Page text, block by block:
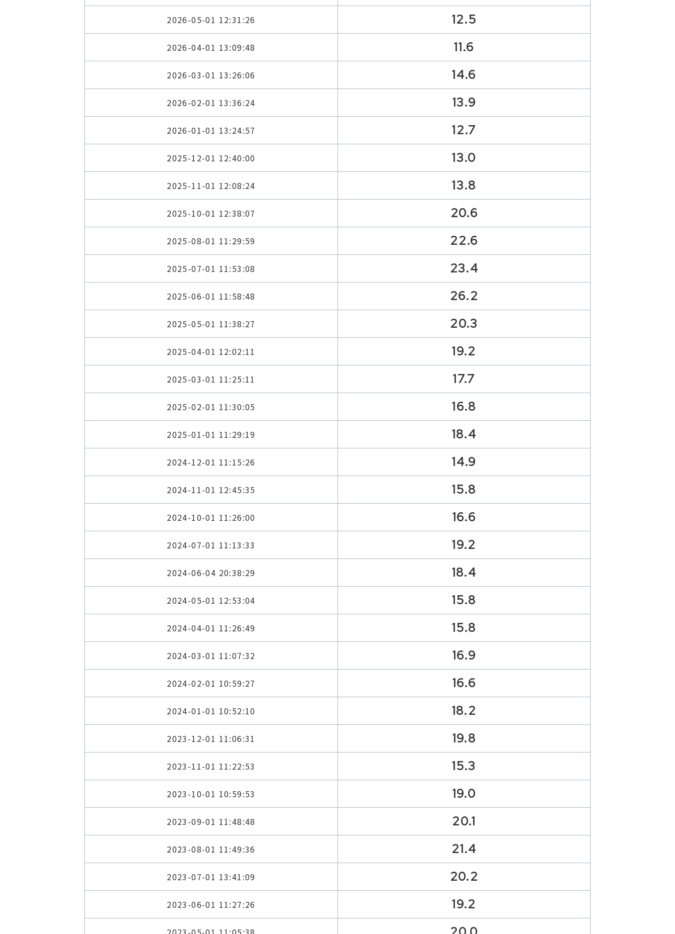
2026-05-01 12:31:26 12.5
2026-04-01 13:09:48 11.6
2026-03-01 13:26:06 14.6
2026-02-01 13:36:24 13.9
2026-01-01 13:24:57 12.7
2025-12-01 12:40:00 13.0
2025-11-01 12:08:24 13.8
2025-10-01 12:38:07 20.6
2025-08-01 11:29:59 22.6
2025-07-01 11:53:08 23.4
2025-06-01 11:58:48 26.2
2025-05-01 11:38:27 20.3
2025-04-01 12:02:11 19.2
2025-03-01 11:25:11 17.7
2025-02-01 11:30:05 16.8
2025-01-01 11:29:19 18.4
2024-12-01 11:15:26 14.9
2024-11-01 12:45:35 15.8
2024-10-01 11:26:00 16.6
2024-07-01 11:13:33 19.2
2024-06-04 20:38:29 18.4
2024-05-01 12:53:04 15.8
2024-04-01 11:26:49 15.8
2024-03-01 11:07:32 16.9
2024-02-01 10:59:27 16.6
2024-01-01 10:52:10 18.2
2023-12-01 11:06:31 19.8
2023-11-01 11:22:53 15.3
2023-10-01 10:59:53 19.0
2023-09-01 11:48:48 20.1
2023-08-01 11:49:36 21.4
2023-07-01 13:41:09 20.2
2023-06-01 11:27:26 19.2